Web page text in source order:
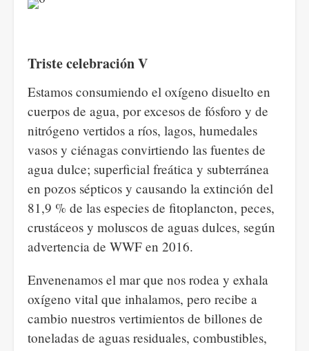
Triste celebración V
Estamos consumiendo el oxígeno disuelto en
cuerpos de agua, por excesos de fósforo y de
nitrógeno vertidos a ríos, lagos, humedales
vasos y ciénagas convirtiendo las fuentes de
agua dulce; superficial freática y subterránea
en pozos sépticos y causando la extinción del
81,9 % de las especies de fitoplancton, peces,
crustáceos y moluscos de aguas dulces, según
advertencia de WWF en 2016.
Envenenamos el mar que nos rodea y exhala
oxígeno vital que inhalamos, pero recibe a
cambio nuestros vertimientos de billones de
toneladas de aguas residuales, combustibles,